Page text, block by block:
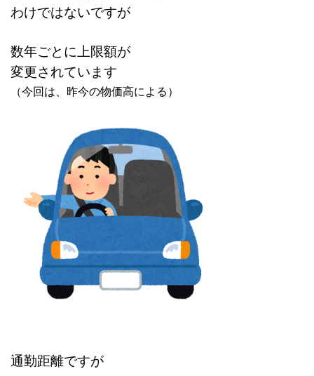
わけではないですが
数年ごとに上限額が
変更されています
（今回は、昨今の物価高による）
通勤距離ですが